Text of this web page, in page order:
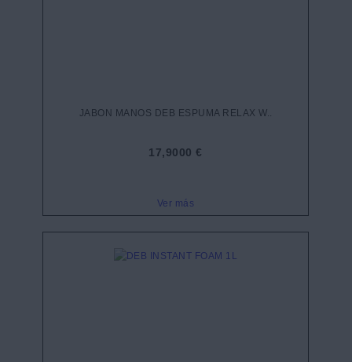
JABON MANOS DEB ESPUMA RELAX W..
17,9000 €
Ver más